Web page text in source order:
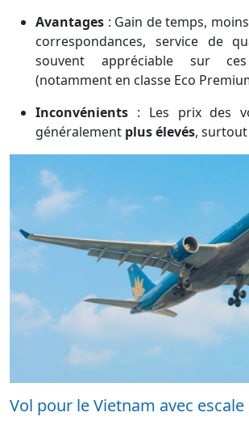
Avantages : Gain de temps,
correspondances, service de
souvent appréciable sur
(notamment en classe Eco
Inconvénients : Les prix des
généralement plus élevés,
Vol pour le Vietnam avec escale